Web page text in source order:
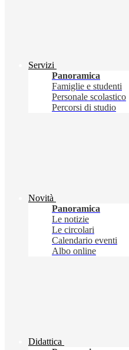
Servizi
Panoramica
Famiglie e studenti
Personale scolastico
Percorsi di studio
Novità
Panoramica
Le notizie
Le circolari
Calendario eventi
Albo online
Didattica